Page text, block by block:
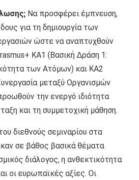
Να προσφέρει έμπνευση,
για τη δημιουργία των
ώστε να αναπτυχθούν
KA1 (Βασική Δράση 1:
των Ατόμων) και KA2
μεταξύ Οργανισμών
την ενεργό ιδιότητα
και τη συμμετοχική μάθηση.
διεθνούς σεμιναρίου στα
σε βάθος βασικά θέματα
διάλογος, η ανθεκτικότητα
οι ευρωπαϊκές αξίες. Οι